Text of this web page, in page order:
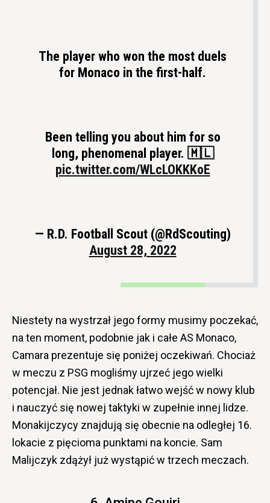
The player who won the most duels
for Monaco in the first-half.
Been telling you about him for so
long, phenomenal player. 🇲🇱
pic.twitter.com/WLcLOKKKoE
— R.D. Football Scout (@RdScouting)
August 28, 2022
Niestety na wystrzał jego formy musimy poczekać,
na ten moment, podobnie jak i całe AS Monaco,
Camara prezentuje się poniżej oczekiwań. Chociaż
w meczu z PSG mogliśmy ujrzeć jego wielki
potencjał. Nie jest jednak łatwo wejść w nowy klub
i nauczyć się nowej taktyki w zupełnie innej lidze.
Monakijczycy znajdują się obecnie na odległej 16.
lokacie z pięcioma punktami na koncie. Sam
Malijczyk zdążył już wystąpić w trzech meczach.